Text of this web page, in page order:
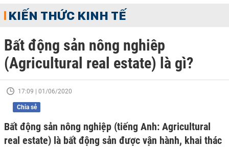
KIẾN THỨC KINH TẾ
Bất động sản nông nghiêp
(Agricultural real estate) là gì?
17:09 | 01/06/2020
Chia sẻ
Bất động sản nông nghiệp (tiếng Anh: Agricultural
real estate) là bất động sản được vận hành, khai thác